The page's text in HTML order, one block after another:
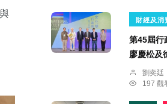
財經及消
第45屆行
廖慶松及
劉奕廷
197 觀